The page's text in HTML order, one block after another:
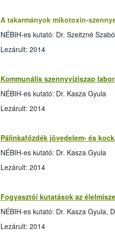
A takarmányok mikotoxin-
NÉBIH-es kutató: Dr. Szeitzné
Lezárult: 2014
Kommunális szennyvíziszap
NÉBIH-es kutató: Dr. Kasza Gyula
Lezárult: 2014
Pálinkafőzdék jövedelem- és
NÉBIH-es kutató: Dr. Kasza Gyula
Lezárult: 2014
Fogyasztói kutatások az
NÉBIH-es kutató: Dr. Kasza Gyula,
Lezárult: 2014